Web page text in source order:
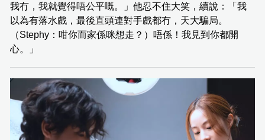
我冇，我就覺得唔公平嘅。」他忍不住大笑，續說：「我
以為有落水戲，最後直頭連對手戲都冇，天大騙局。
（Stephy：咁你而家係咪想走？）唔係！我見到你都開
心。」